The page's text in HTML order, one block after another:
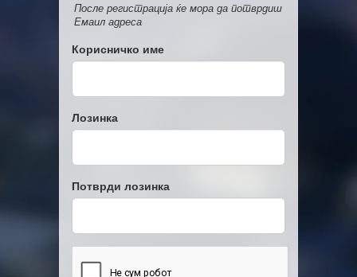
После регистрација ќе мора да потврдиш
Емаил адреса
Корисничко име
Лозинка
Потврди лозинка